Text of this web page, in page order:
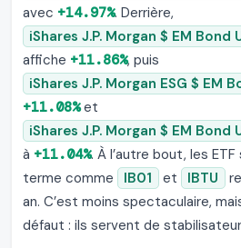
avec +14.97%. Derrière,
iShares J.P. Morgan $ EM Bond
affiche +11.86%, puis
iShares J.P. Morgan ESG $ EM
+11.08%et
iShares J.P. Morgan $ EM Bond
à +11.04%. À l’autre bout, les
terme comme
IB01 et IBTU
an. C’est moins spectaculaire,
défaut : ils servent de